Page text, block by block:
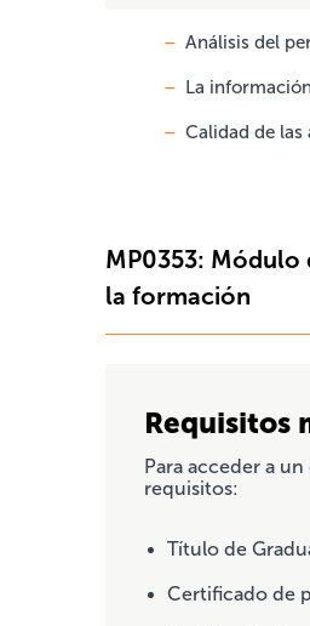
Análisis del
La
Calidad de
MP0353: Módulo
la formación
Requisitos
Para acceder a
requisitos:
Título de
Certificado de